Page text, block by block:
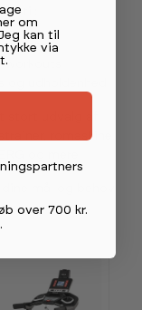
til:
stort udvalg af
romaskine,
mål og behov
om
kan til
via
over 700 kr.
.